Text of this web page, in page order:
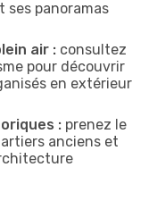
ses panoramas
air : consultez
pour découvrir
en extérieur
: prenez le
anciens et